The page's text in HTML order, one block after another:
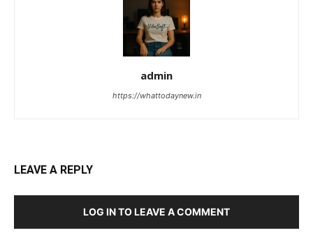
admin
https://whattodaynew.in
LEAVE A REPLY
LOG IN TO LEAVE A COMMENT